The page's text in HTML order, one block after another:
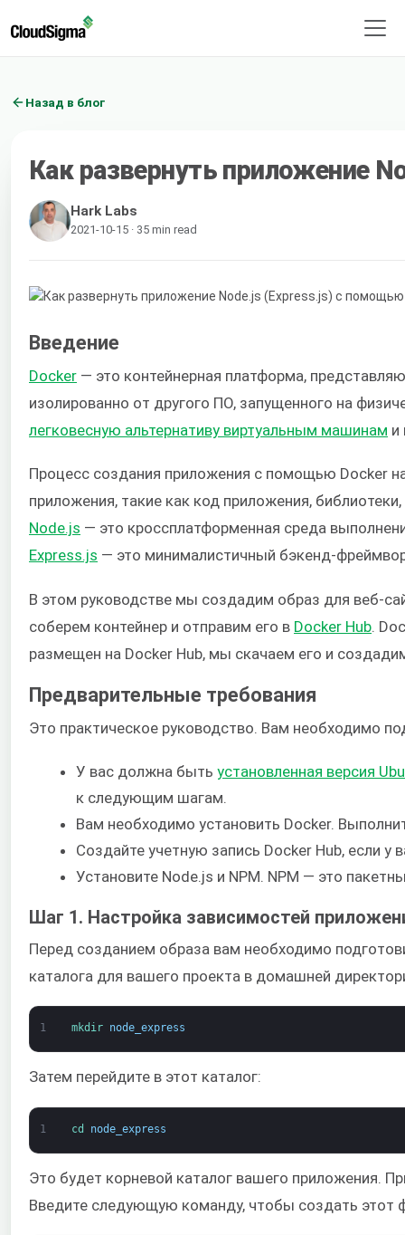
Назад в блог
Как развернуть приложение
Hark Labs
2021-10-15 · 35 min read
Введение
Docker — это контейнерная платформа,
изолированно от другого ПО, запущенного на
легковесную альтернативу виртуальным машинам и
Процесс создания приложения с помощью Docker
приложения, такие как код приложения,
Node.js — это кроссплатформенная среда
Express.js — это минималистичный бэкенд-
В этом руководстве мы создадим образ для веб-
соберем контейнер и отправим его в Docker Hub .
размещен на Docker Hub, мы скачаем его и
Предварительные требования
Это практическое руководство. Вам необходимо
У вас должна быть установленная версия
к следующим шагам.
Вам необходимо установить Docker.
Создайте учетную запись Docker Hub, если
Установите Node.js и NPM. NPM — это
Шаг 1. Настройка зависимостей
Перед созданием образа вам необходимо
каталога для вашего проекта в домашней
1 mkdir node_express
Затем перейдите в этот каталог:
1 cd node_express
Это будет корневой каталог вашего приложения.
Введите следующую команду, чтобы создать этот